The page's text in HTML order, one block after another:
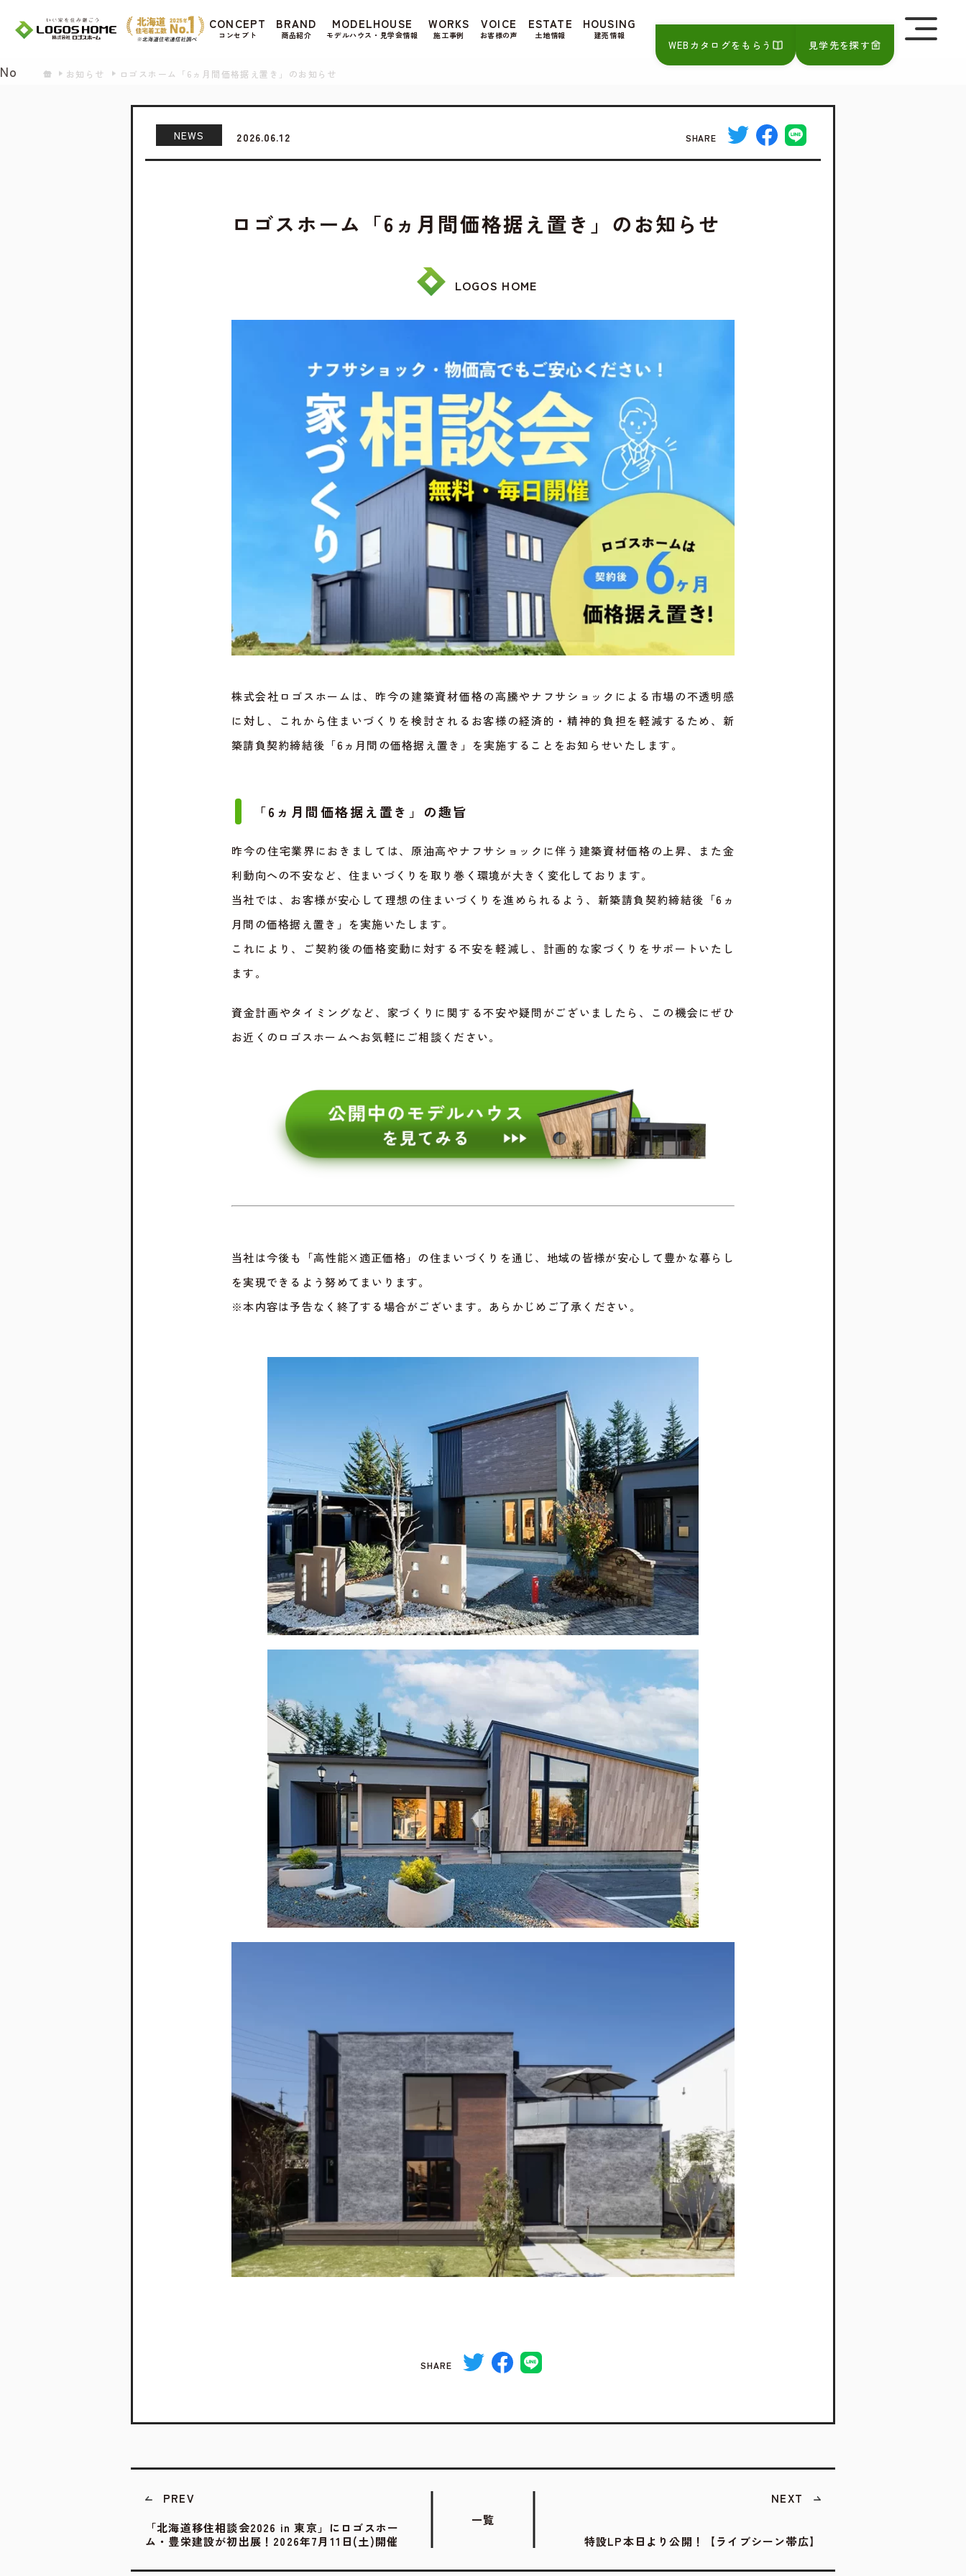
CONCEPT
コンセプト
BRAND
商品紹介
MODELHOUSE
モデルハウス・見学会情報
WORKS
施工事例
VOICE
お客様の声
ESTATE
土地情報
HOUSING
建売情報
お知らせ ロゴスホーム「6ヵ月間価格据え置き」のお知らせ
NEWS 2026.06.12 SHARE
ロゴスホーム「6ヵ月間価格据え置き」のお知らせ
LOGOS HOME
株式会社ロゴスホームは、昨今の建築資材価格の高騰やナフサショックによる市場の不透明感
に対し、これから住まいづくりを検討されるお客様の経済的・精神的負担を軽減するため、新
築請負契約締結後「6ヵ月間の価格据え置き」を実施することをお知らせいたします。
「6ヵ月間価格据え置き」の趣旨
昨今の住宅業界におきましては、原油高やナフサショックに伴う建築資材価格の上昇、また金
利動向への不安など、住まいづくりを取り巻く環境が大きく変化しております。
当社では、お客様が安心して理想の住まいづくりを進められるよう、新築請負契約締結後「6ヵ
月間の価格据え置き」を実施いたします。
これにより、ご契約後の価格変動に対する不安を軽減し、計画的な家づくりをサポートいたし
ます。
資金計画やタイミングなど、家づくりに関する不安や疑問がございましたら、この機会にぜひ
お近くのロゴスホームへお気軽にご相談ください。
当社は今後も「高性能×適正価格」の住まいづくりを通じ、地域の皆様が安心して豊かな暮らし
を実現できるよう努めてまいります。
※本内容は予告なく終了する場合がございます。あらかじめご了承ください。
SHARE
PREV
「北海道移住相談会2026 in 東京」にロゴスホー
ム・豊栄建設が初出展！2026年7月11日(土)開催
一覧
NEXT
特設LP本日より公開！【ライブシーン帯広】
WEBカタログをもらう 見学先を探す
Cookie を使用して、お客様の活動を追跡してもよろしいですか? 当社ではお客様のプライバシーを極めて重視しています。詳細について、およびご質問
がある場合は、当社のプライバシーポリシーをご覧ください。
No